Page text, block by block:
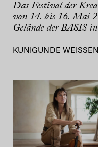
Das Festival der
von 14. bis 16. Mai
Gelände der BASIS
KUNIGUNDE